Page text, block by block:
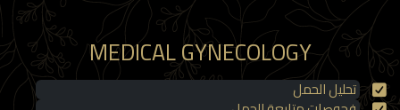
MEDICAL GYNECOLOGY
تحليل الحمل